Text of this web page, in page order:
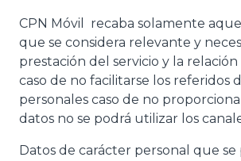
CPN Móvil recaba solamente
que se considera relevante y
prestación del servicio y la
caso de no facilitarse los referidos
personales caso de no
datos no se podrá utilizar los
Datos de carácter personal que